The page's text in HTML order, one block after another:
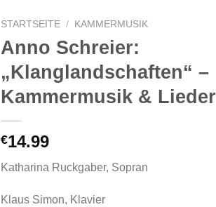
STARTSEITE / KAMMERMUSIK
Anno Schreier:
„Klanglandschaften“ –
Kammermusik & Lieder
€14.99
Katharina Ruckgaber, Sopran
Klaus Simon, Klavier